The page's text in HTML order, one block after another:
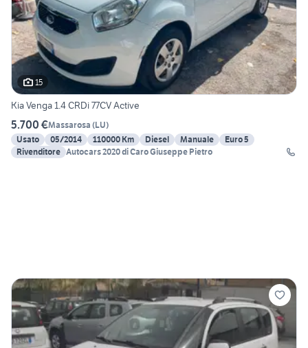
15
Kia Venga 1.4 CRDi 77CV Active
5.700 €Massarosa (LU)
Usato
05/2014 110000 Km Diesel Manuale
Euro 5
Rivenditore Autocars 2020 di Caro Giuseppe Pietro